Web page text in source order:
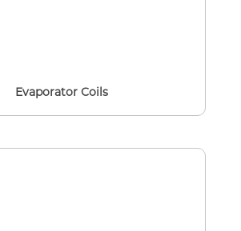
Evaporator Coils